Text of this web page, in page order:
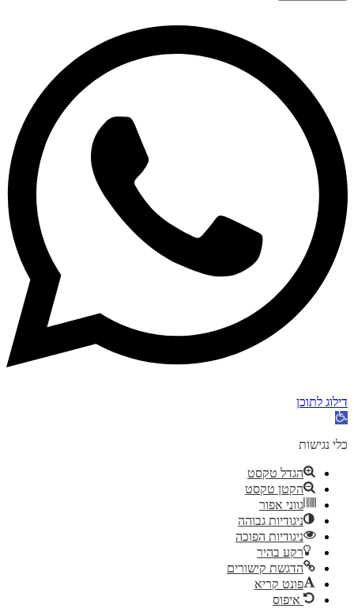
דילוג לתוכן
פתח
נגישות
כלי נגישות
הגדל טקסט
הקטן טקסט
גווני אפור
ניגודיות גבוהה
ניגודיות הפוכה
רקע בהיר
הדגשת קישורים
פונט קריא
איפוס